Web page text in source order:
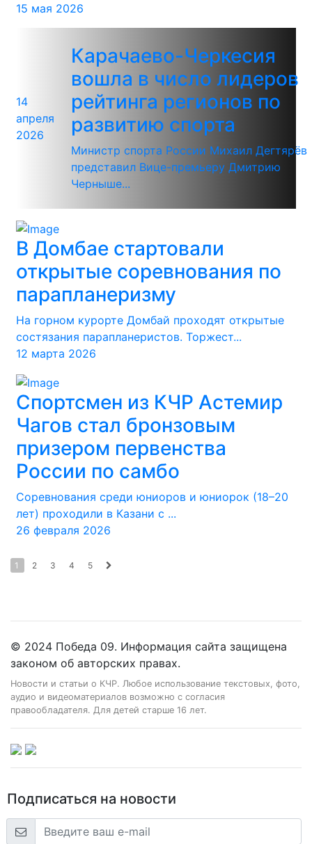
15 мая 2026
14
апреля
2026
Карачаево-Черкесия
вошла в число лидеров
рейтинга регионов по
развитию спорта
Министр спорта России Михаил Дегтярёв
представил Вице-премьеру Дмитрию
Черныше...
В Домбае стартовали
открытые соревнования по
парапланеризму
На горном курорте Домбай проходят открытые
состязания парапланеристов. Торжест...
12 марта 2026
Спортсмен из КЧР Астемир
Чагов стал бронзовым
призером первенства
России по самбо
Соревнования среди юниоров и юниорок (18–20
лет) проходили в Казани с ...
26 февраля 2026
1 2 3 4 5
© 2024 Победа 09. Информация сайта защищена
законом об авторских правах.
Новости и статьи о КЧР. Любое использование текстовых, фото,
аудио и видеоматериалов возможно с согласия
правообладателя. Для детей старше 16 лет.
Подписаться на новости